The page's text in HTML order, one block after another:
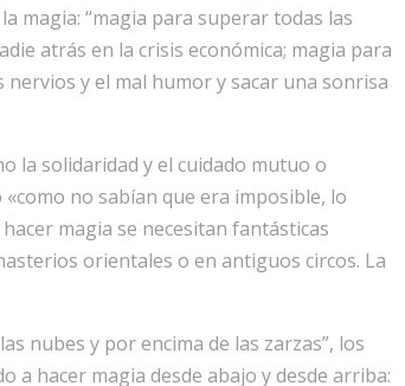
magia: “magia para superar todas las
atrás en la crisis económica; magia para
y el mal humor y sacar una sonrisa
la solidaridad y el cuidado mutuo o
no sabían que era imposible, lo
magia se necesitan fantásticas
orientales o en antiguos circos. La
nubes y por encima de las zarzas”, los
a hacer magia desde abajo y desde arriba: